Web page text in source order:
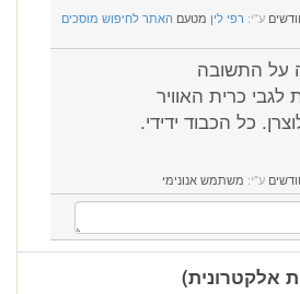
ע"י: רפי לין מטעם האתר לחיפוש מוסכים
על התשובה
לגבי כרית האוויר
כל הכבוד ידידי.
ע"י: משתמש אנונימי